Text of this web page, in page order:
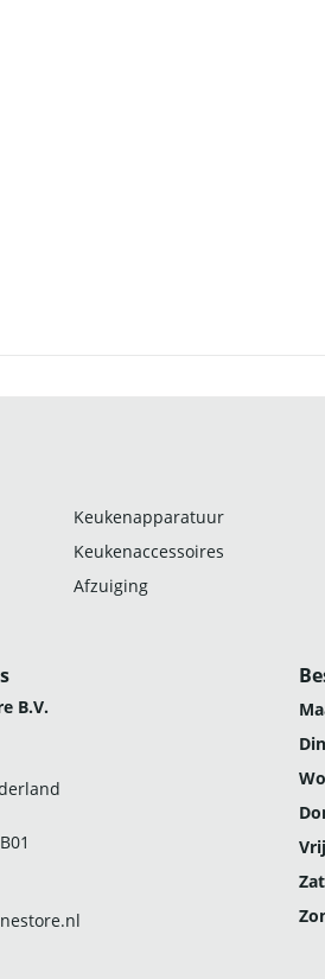
Keukenapparatuur
Keukenaccessoires
Afzuiging
B.V.